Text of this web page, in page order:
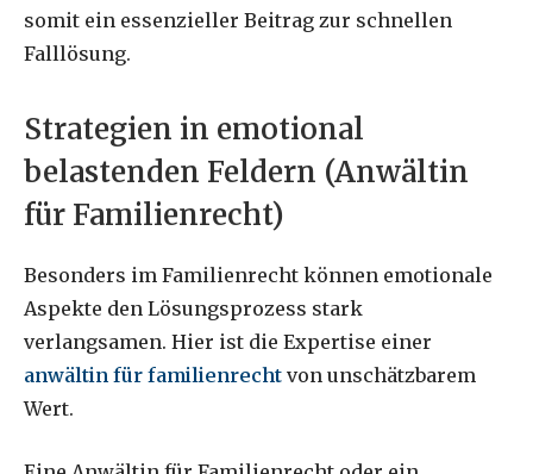
somit ein essenzieller Beitrag zur schnellen
Falllösung.
Strategien in emotional
belastenden Feldern (Anwältin
für Familienrecht)
Besonders im Familienrecht können emotionale
Aspekte den Lösungsprozess stark
verlangsamen. Hier ist die Expertise einer
anwältin für familienrecht von unschätzbarem
Wert.